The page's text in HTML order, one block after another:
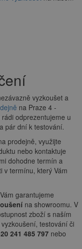
vyzkoušet a
na Praze 4 -
rádi odprezentujeme u
pár dní k testování.
prodejně, využijte
nebo kontaktuje
dohodne termín a
v termínu, který Vám
Vám garantujeme
na showroomu. V
zboží s naším
testování či
241 485 797 nebo